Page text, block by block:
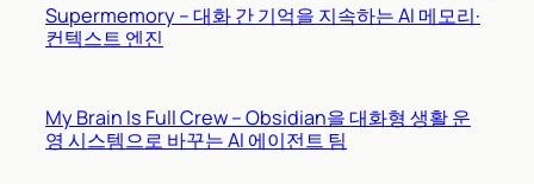
Supermemory – 대화 간 기억을 지속하는 AI 메모리·
컨텍스트 엔진
My Brain Is Full Crew – Obsidian을 대화형 생활 운
영 시스템으로 바꾸는 AI 에이전트 팀